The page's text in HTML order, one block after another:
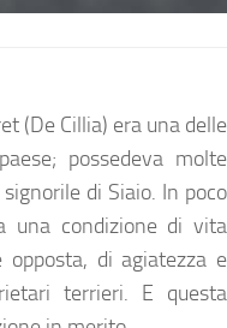
(De Cillia) era una delle
possedeva molte
di Siaio. In poco
una condizione di vita
opposta, di agiatezza e
terrieri. E questa